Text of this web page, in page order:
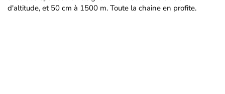
d'altitude, et 50 cm à 1500 m. Toute la chaine en profite.